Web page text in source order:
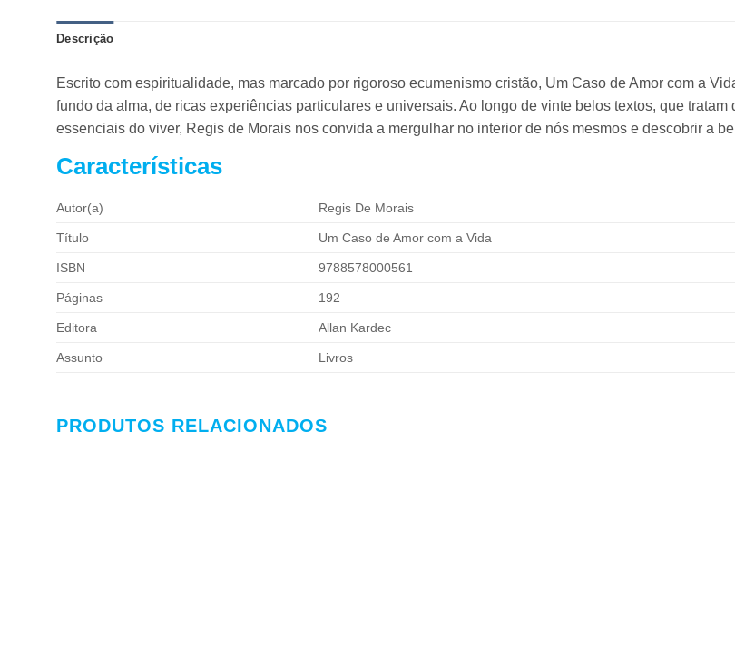
Descrição
Escrito com espiritualidade, mas marcado por rigoroso ecumenismo cristão, Um Caso de Amor com a
fundo da alma, de ricas experiências particulares e universais. Ao longo de vinte belos textos, que
essenciais do viver, Regis de Morais nos convida a mergulhar no interior de nós mesmos e descobrir a
Características
Autor(a) Regis De Morais
Título Um Caso de Amor com a Vida
ISBN 9788578000561
Páginas 192
Editora Allan Kardec
Assunto Livros
PRODUTOS RELACIONADOS